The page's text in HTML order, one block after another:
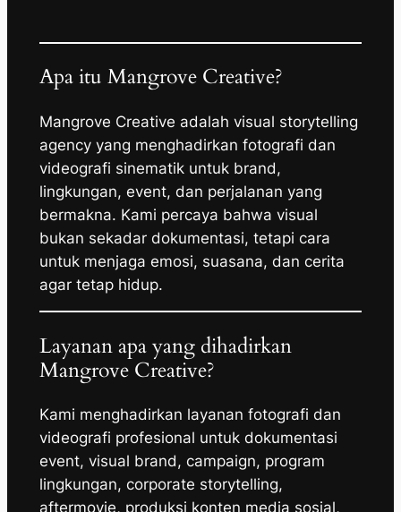
Apa itu Mangrove Creative?
Mangrove Creative adalah visual storytelling
agency yang menghadirkan fotografi dan
videografi sinematik untuk brand,
lingkungan, event, dan perjalanan yang
bermakna. Kami percaya bahwa visual
bukan sekadar dokumentasi, tetapi cara
untuk menjaga emosi, suasana, dan cerita
agar tetap hidup.
Layanan apa yang dihadirkan
Mangrove Creative?
Kami menghadirkan layanan fotografi dan
videografi profesional untuk dokumentasi
event, visual brand, campaign, program
lingkungan, corporate storytelling,
aftermovie, produksi konten media sosial,